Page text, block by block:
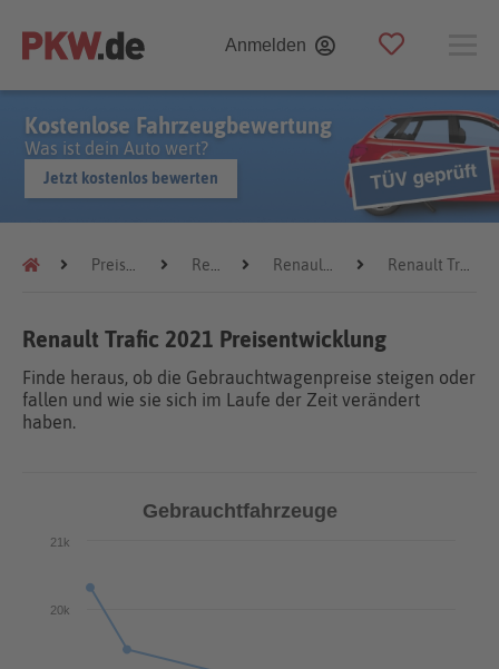
Anmelden
Kostenlose Fahrzeugbewertung
Was ist dein Auto wert?
Jetzt kostenlos bewerten
Preistrends Renault Renault Trafic Renault Trafic 2021
Renault Trafic 2021 Preisentwicklung
Finde heraus, ob die Gebrauchtwagenpreise steigen oder
fallen und wie sie sich im Laufe der Zeit verändert
haben.
Gebrauchtfahrzeuge
20k
21k